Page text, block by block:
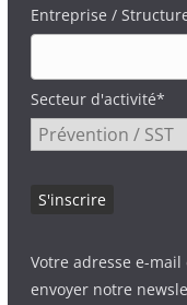
Entreprise /
Secteur d'activité*
Votre adresse e-
envoyer notre